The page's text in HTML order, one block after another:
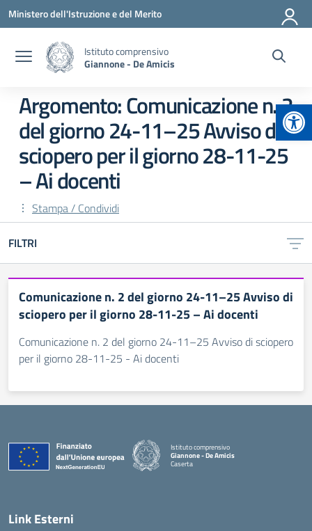
Vai ai contenuti
Vai al menu di navigazione
Vai al footer
Ministero dell'Istruzione e del Merito
Istituto comprensivo
Giannone - De Amicis
Argomento: Comunicazione n. 2
del giorno 24-11–25 Avviso di
sciopero per il giorno 28-11-25
– Ai docenti
Stampa / Condividi
FILTRI
Comunicazione n. 2 del giorno 24-11–25 Avviso di
sciopero per il giorno 28-11-25 – Ai docenti
Comunicazione n. 2 del giorno 24-11–25 Avviso di sciopero
per il giorno 28-11-25 - Ai docenti
Istituto comprensivo
Giannone - De Amicis
Caserta
Link Esterni